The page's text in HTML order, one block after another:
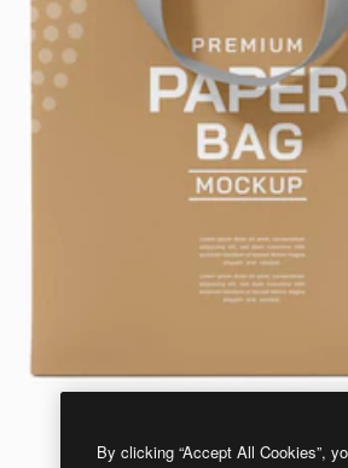
By clicking “Accept All Cookies”,